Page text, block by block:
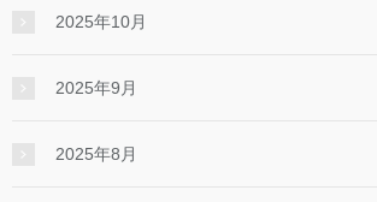
2025年10月
2025年9月
2025年8月